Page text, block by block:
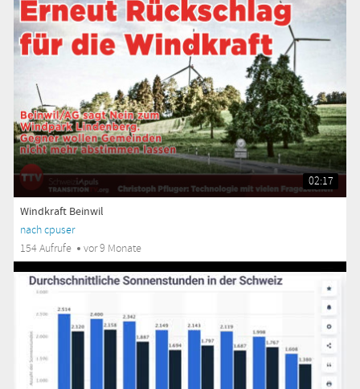
02:17
Windkraft Beinwil
nach cpuser
154 Aufrufe
vor 9 Monate